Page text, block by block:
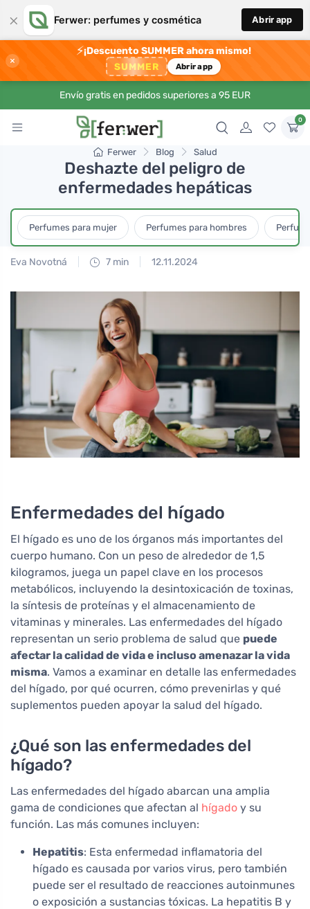
× Ferwer: perfumes y cosmética Abrir app
×
⚡¡Descuento SUMMER ahora mismo!
SUMMER Abrir app
Envío gratis en pedidos superiores a 95 EUR
0
Ferwer Blog Salud
Deshazte del peligro de
enfermedades hepáticas
Perfumes para mujer Perfumes para hombres
Eva Novotná 7 min 12.11.2024
Enfermedades del hígado
El hígado es uno de los órganos más importantes del
cuerpo humano. Con un peso de alrededor de 1,5
kilogramos, juega un papel clave en los procesos
metabólicos, incluyendo la desintoxicación de toxinas,
la síntesis de proteínas y el almacenamiento de
vitaminas y minerales. Las enfermedades del hígado
representan un serio problema de salud que puede
afectar la calidad de vida e incluso amenazar la vida
misma. Vamos a examinar en detalle las enfermedades
del hígado, por qué ocurren, cómo prevenirlas y qué
suplementos pueden apoyar la salud del hígado.
¿Qué son las enfermedades del
hígado?
Las enfermedades del hígado abarcan una amplia
gama de condiciones que afectan al hígado y su
función. Las más comunes incluyen:
Hepatitis: Esta enfermedad inflamatoria del
hígado es causada por varios virus, pero también
puede ser el resultado de reacciones autoinmunes
o exposición a sustancias tóxicas. La hepatitis B y